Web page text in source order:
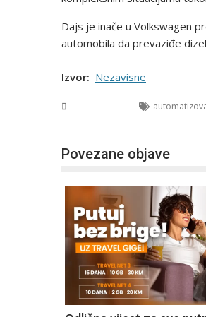
Dajs je inače u Volkswagen
automobila da prevaziđe
Izvor: Nezavisne
Povezane objave